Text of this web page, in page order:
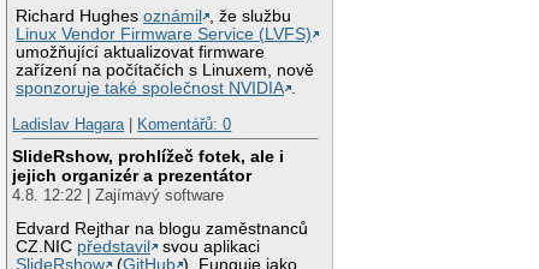
Richard Hughesoznámil
, že službu
Linux Vendor Firmware Service (LVFS)
umožňující aktualizovat firmware
zařízení na počítačích s Linuxem, nově
sponzoruje také společnost NVIDIA .
Ladislav Hagara| Komentářů: 0
SlideRshow, prohlížeč fotek, ale i
jejich organizér a prezentátor
4.8. 12:22 | Zajímavý software
Edvard Rejthar na blogu zaměstnanců
CZ.NIC představil
svou aplikaci
SlideRshow
(GitHub ). Funguje jako